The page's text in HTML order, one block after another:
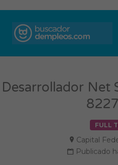
Desarrollador Net
FULL
Capital
Publicado